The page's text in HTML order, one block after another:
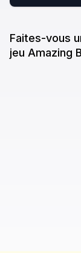
Faites-vous
jeu Amazing